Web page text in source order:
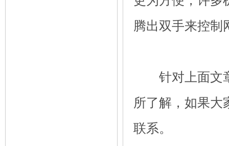
腾出双手来控制
针对上面文章
所了解，如果大
联系。